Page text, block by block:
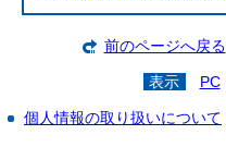
前のページへ戻る
表示 PC
個人情報の取り扱いについて